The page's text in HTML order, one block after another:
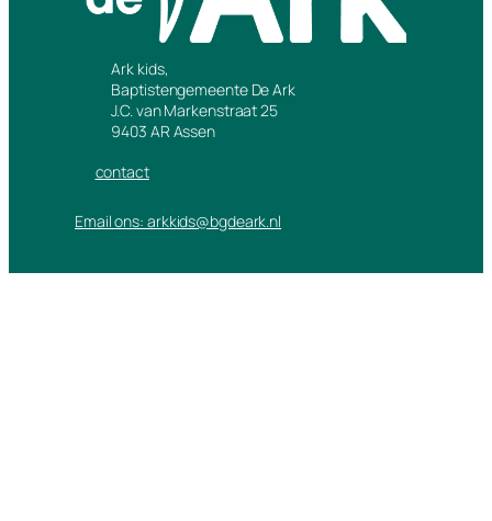
Ark kids,
Baptistengemeente De Ark
J.C. van Markenstraat 25
9403 AR Assen
contact
Email ons: arkkids@bgdeark.nl